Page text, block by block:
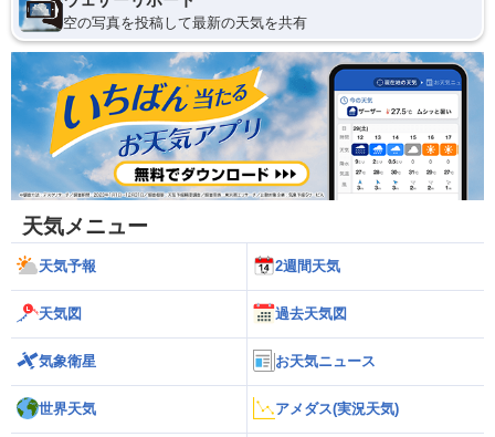
空の写真を投稿して最新の天気を共有
天気メニュー
天気予報 2週間天気
天気図 過去天気図
気象衛星 お天気ニュース
世界天気 アメダス(実況天気)